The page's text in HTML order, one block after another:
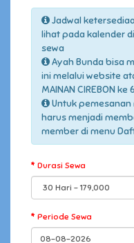
Jadwal
lihat pada kalender
sewa
Ayah Bunda bisa
ini melalui website
MAINAN CIREBON
Untuk pemesanan
harus menjadi
member di menu
Durasi Sewa
Periode Sewa